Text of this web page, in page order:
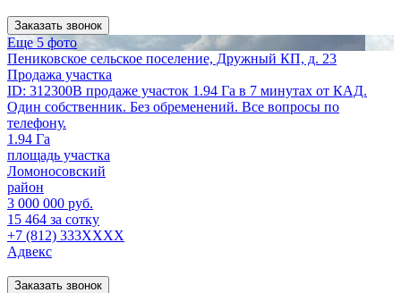
Заказать звонок
Еще 5 фото
Пениковское сельское поселение, Дружный КП, д. 23
Продажа участка
ID: 312300В продаже участок 1.94 Га в 7 минутах от КАД.
Один собственник. Без обременений. Все вопросы по
телефону.
1.94 Га
площадь участка
Ломоносовский
район
3 000 000 руб.
15 464 за сотку
+7 (812) 333XXXX
Адвекс
Заказать звонок